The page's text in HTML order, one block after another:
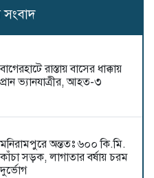
সংবাদ
বাগেরহাটে রাস্তায় বাসের ধাক্কায়
প্রান ভ্যানযাত্রীর, আহত-৩
মনিরামপুরে অন্ততঃ ৬০০ কি.মি.
কাঁচা সড়ক, লাগাতার বর্ষায় চরম
দুর্ভোগ